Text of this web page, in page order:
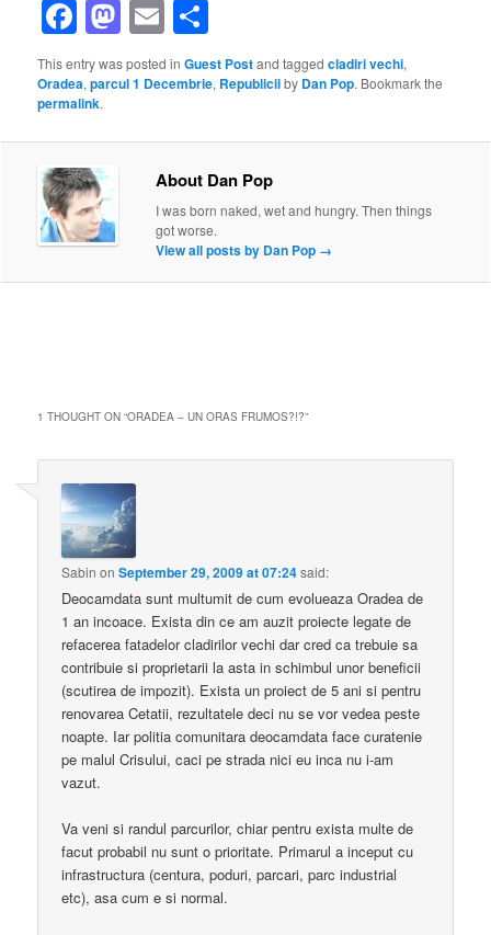
Facebook
Mastodon
Email
This entry was posted inGuest Postand taggedcladiri vechi,
Oradea,parcul 1 Decembrie, Republiciiby Dan Pop. Bookmark the
permalink.
About Dan Pop
I was born naked, wet and hungry. Then things
got worse.
View all posts by Dan Pop →
1 THOUGHT ON “ORADEA – UN ORAS FRUMOS?!?”
Sabin onSeptember 29, 2009 at 07:24said:
Deocamdata sunt multumit de cum evolueaza Oradea de
1 an incoace. Exista din ce am auzit proiecte legate de
refacerea fatadelor cladirilor vechi dar cred ca trebuie sa
contribuie si proprietarii la asta in schimbul unor beneficii
(scutirea de impozit). Exista un proiect de 5 ani si pentru
renovarea Cetatii, rezultatele deci nu se vor vedea peste
noapte. Iar politia comunitara deocamdata face curatenie
pe malul Crisului, caci pe strada nici eu inca nu i-am
vazut.
Va veni si randul parcurilor, chiar pentru exista multe de
facut probabil nu sunt o prioritate. Primarul a inceput cu
infrastructura (centura, poduri, parcari, parc industrial
etc), asa cum e si normal.